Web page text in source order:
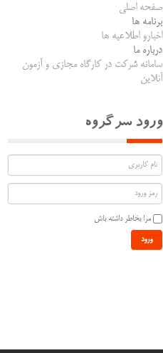
صفحه اصلی
برنامه ها
اخبارو اطلاعیه ها
درباره ما
سامانه شرکت در کارگاه مجازی و آزمون
آنلاین
ورود سرگروه
مرا بخاطر داشته باش
ورود